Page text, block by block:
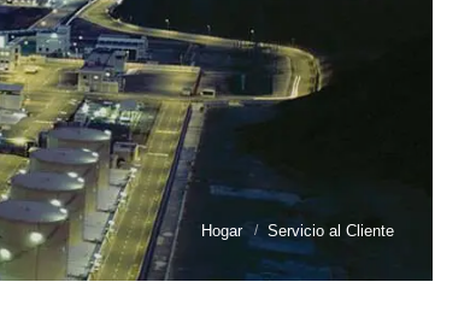
Hogar Servicio al Cliente